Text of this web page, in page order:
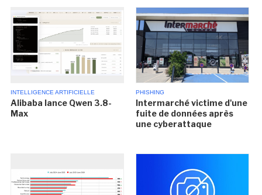
INTELLIGENCE ARTIFICIELLE
Alibaba lance Qwen 3.8-
Max
PHISHING
Intermarché victime d'une
fuite de données après
une cyberattaque